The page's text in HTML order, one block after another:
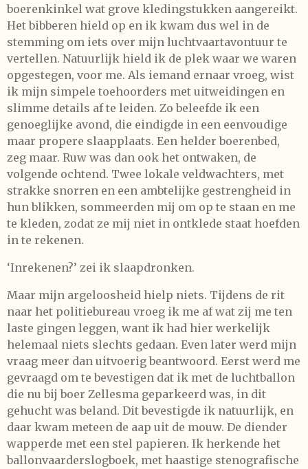
boerenkinkel wat grove kledingstukken aangereikt.
Het bibberen hield op en ik kwam dus wel in de
stemming om iets over mijn luchtvaartavontuur te
vertellen. Natuurlijk hield ik de plek waar we waren
opgestegen, voor me. Als iemand ernaar vroeg, wist
ik mijn simpele toehoorders met uitweidingen en
slimme details af te leiden. Zo beleefde ik een
genoeglijke avond, die eindigde in een eenvoudige
maar propere slaapplaats. Een helder boerenbed,
zeg maar. Ruw was dan ook het ontwaken, de
volgende ochtend. Twee lokale veldwachters, met
strakke snorren en een ambtelijke gestrengheid in
hun blikken, sommeerden mij om op te staan en me
te kleden, zodat ze mij niet in ontklede staat hoefden
in te rekenen.
‘Inrekenen?’ zei ik slaapdronken.
Maar mijn argeloosheid hielp niets. Tijdens de rit
naar het politiebureau vroeg ik me af wat zij me ten
laste gingen leggen, want ik had hier werkelijk
helemaal niets slechts gedaan. Even later werd mijn
vraag meer dan uitvoerig beantwoord. Eerst werd me
gevraagd om te bevestigen dat ik met de luchtballon
die nu bij boer Zellesma geparkeerd was, in dit
gehucht was beland. Dit bevestigde ik natuurlijk, en
daar kwam meteen de aap uit de mouw. De diender
wapperde met een stel papieren. Ik herkende het
ballonvaarderslogboek, met haastige stenografische